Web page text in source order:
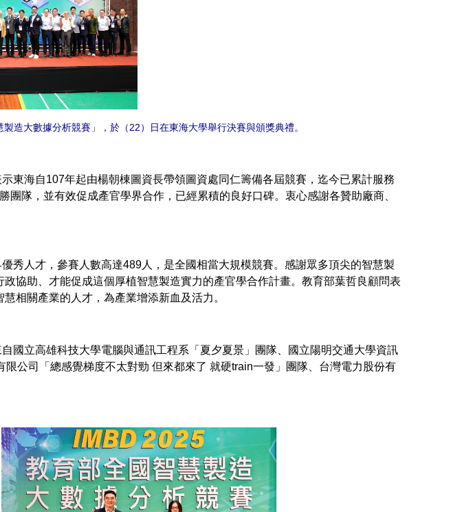
造大數據分析競賽」，於（22）日在東海大學舉行決賽與頒獎典禮。
海自107年起由楊朝棟圖資長帶領圖資處同仁籌備各屆競賽，迄今已累計服務
隊，並有效促成產官學界合作，已經累積的良好口碑。衷心感謝各贊助廠商、
人才，參賽人數高達489人，是全國相當大規模競賽。感謝眾多頂尖的智慧製
協助、才能促成這個厚植智慧製造實力的產官學合作計畫。教育部葉哲良顧問表
相關產業的人才，為產業增添新血及活力。
立高雄科技大學電腦與通訊工程系「夏夕夏景」團隊、國立陽明交通大學資訊
公司「總感覺梯度不太對勁 但來都來了 就硬train一發」團隊、台灣電力股份有